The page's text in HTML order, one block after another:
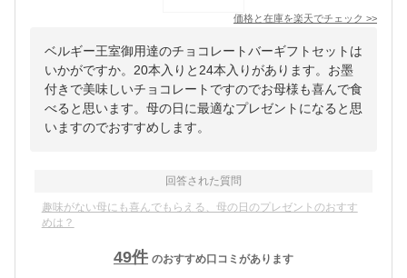
価格と在庫を楽天でチェック >>
ベルギー王室御用達のチョコレートバーギフトセットは
いかがですか。20本入りと24本入りがあります。お墨
付きで美味しいチョコレートですのでお母様も喜んで食
べると思います。母の日に最適なプレゼントになると思
いますのでおすすめします。
回答された質問
趣味がない母にも喜んでもらえる、母の日のプレゼントのおすす
めは？
49件 のおすすめ口コミがあります